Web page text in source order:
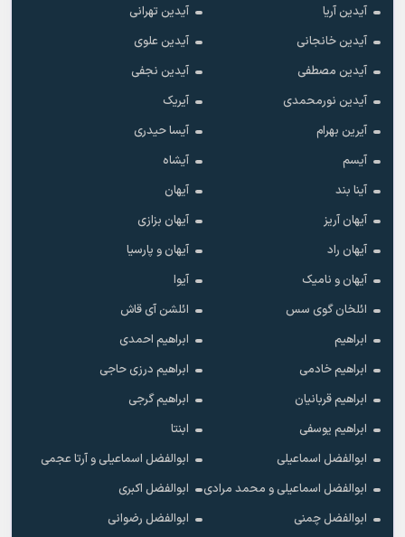
آیدین آریا
آیدین تهرانی
آیدین خانجانی
آیدین علوی
آیدین مصطفی
آیدین نجفی
آیدین نورمحمدی
آیریک
آیرین بهرام
آیسا حیدری
آیسم
آیشاه
آینا بند
آیهان
آیهان آریز
آیهان بزازی
آیهان راد
آیهان و پارسیا
آیهان و نامیک
آیوا
ائلخان گوی سس
ائلشن آی قاش
ابراهیم
ابراهیم احمدی
ابراهیم خادمی
ابراهیم درزی حاجی
ابراهیم قربانیان
ابراهیم گرجی
ابراهیم یوسفی
ابنتا
ابوالفضل اسماعیلی
ابوالفضل اسماعیلی و آرتا عجمی
ابوالفضل اسماعیلی و محمد مرادی
ابوالفضل اکبری
ابوالفضل چمنی
ابوالفضل رضوانی